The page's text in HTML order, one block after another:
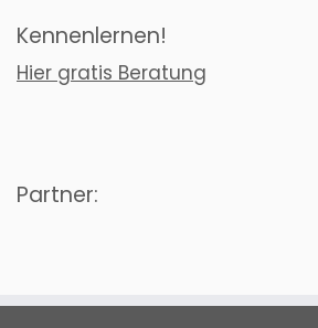
Kennenlernen!
Hier gratis Beratung
Partner: